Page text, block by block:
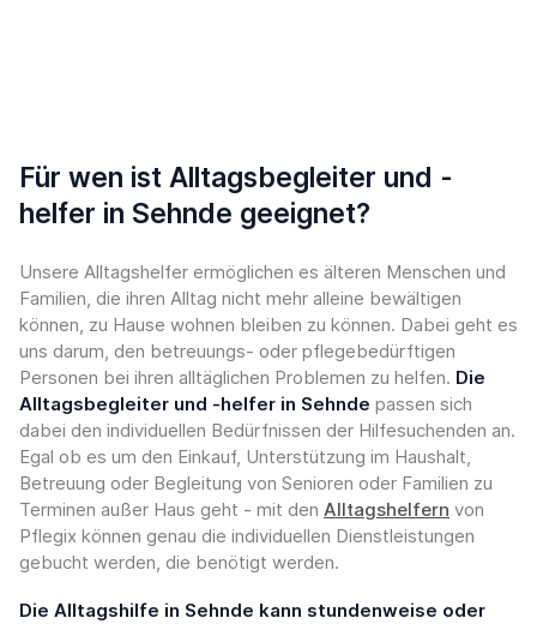
Für wen ist Alltagsbegleiter und -
helfer in Sehnde geeignet?
Unsere Alltagshelfer ermöglichen es älteren Menschen und
Familien, die ihren Alltag nicht mehr alleine bewältigen
können, zu Hause wohnen bleiben zu können. Dabei geht es
uns darum, den betreuungs- oder pflegebedürftigen
Personen bei ihren alltäglichen Problemen zu helfen. Die
Alltagsbegleiter und -helfer in Sehnde passen sich
dabei den individuellen Bedürfnissen der Hilfesuchenden an.
Egal ob es um den Einkauf, Unterstützung im Haushalt,
Betreuung oder Begleitung von Senioren oder Familien zu
Terminen außer Haus geht - mit den Alltagshelfern von
Pflegix können genau die individuellen Dienstleistungen
gebucht werden, die benötigt werden.
Die Alltagshilfe in Sehnde kann stundenweise oder